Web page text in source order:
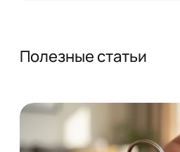
Полезные статьи